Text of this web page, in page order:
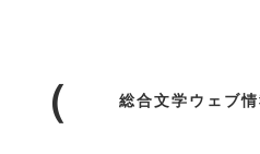
総合文学ウェブ